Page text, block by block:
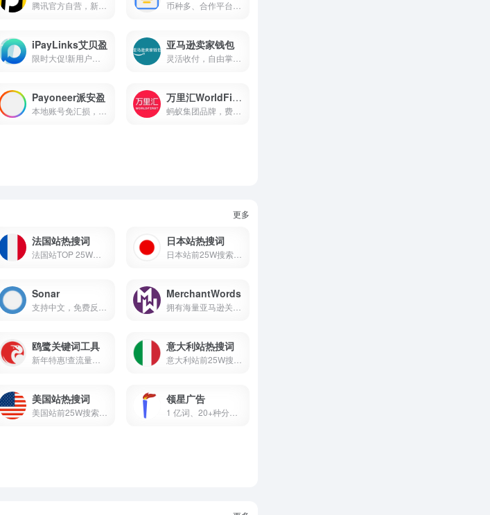
iPayLinks艾贝盈 亚马逊卖家钱包
Payoneer派安盈 万里汇WorldFirst
更多
法国站热搜词 日本站热搜词
Sonar MerchantWords
鸥鹭关键词工具 意大利站热搜词
美国站热搜词 领星广告